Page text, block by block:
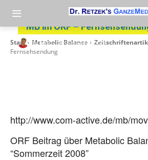
Start Metabolic Balance
Fernsehsendung
MB im ORF –
By heli - 8. September 2008
http://www.com-active.de/mb/
ORF Beitrag über Metabolic
“Sommerzeit 2008”